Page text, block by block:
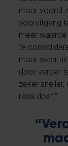
maar vooral
vooruitgang
meer
te
maar weer
door verder
zeker
rasa doet.”